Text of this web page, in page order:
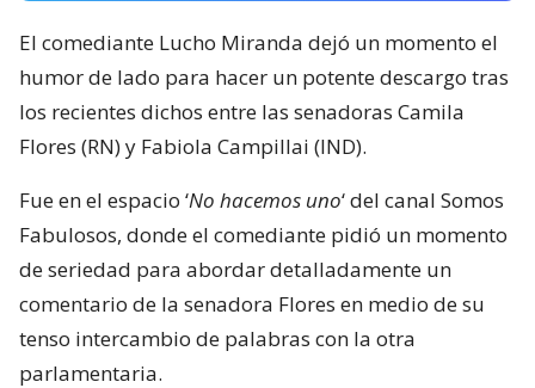
El comediante Lucho Miranda dejó un momento el
humor de lado para hacer un potente descargo tras
los recientes dichos entre las senadoras Camila
Flores (RN) y Fabiola Campillai (IND).
Fue en el espacio ‘No hacemos uno‘ del canal Somos
Fabulosos, donde el comediante pidió un momento
de seriedad para abordar detalladamente un
comentario de la senadora Flores en medio de su
tenso intercambio de palabras con la otra
parlamentaria.